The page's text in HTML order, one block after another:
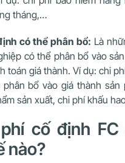
tháng,…
có thể phân bổ: Là
có thể phân bổ vào
toán giá thành. Ví dụ: chi
bổ vào giá thành sản
sản xuất, chi phí khấu
cố định
nào?